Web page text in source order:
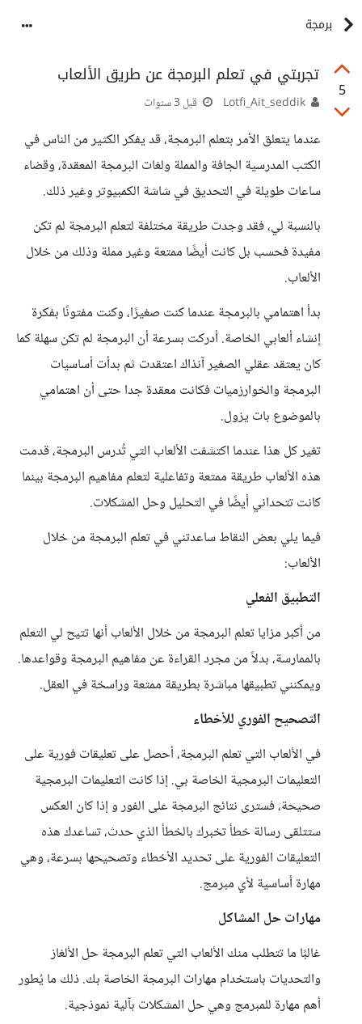
برمجة
5
تجربتي في تعلم البرمجة عن طريق الألعاب
قبل 3 سنوات
عندما يتعلق الأمر بتعلم البرمجة، قد يفكر الكثير من الناس في
الكتب المدرسية الجافة والمملة ولغات البرمجة المعقدة، وقضاء
ساعات طويلة في التحديق في شاشة الكمبيوتر وغير ذلك.
بالنسبة لي، فقد وجدت طريقة مختلفة لتعلم البرمجة لم تكن
مفيدة فحسب بل كانت أيضًا ممتعة وغير مملة وذلك من خلال
الألعاب.
بدأ اهتمامي بالبرمجة عندما كنت صغيرًا، وكنت مفتونًا بفكرة
إنشاء ألعابي الخاصة. أدركت بسرعة أن البرمجة لم تكن سهلة كما
كان يعتقد عقلي الصغير آنذاك اعتقدت ثم بدأت أساسيات
البرمجة والخوارزميات فكانت معقدة جدا حتى أن اهتمامي
بالموضوع بات يزول.
تغير كل هذا عندما اكتشفت الألعاب التي تُدرس البرمجة، قدمت
هذه الألعاب طريقة ممتعة وتفاعلية لتعلم مفاهيم البرمجة بينما
كانت تتحداني أيضًا في التحليل وحل المشكلات.
فيما يلي بعض النقاط ساعدتني في تعلم البرمجة من خلال
الألعاب:
التطبيق الفعلي
من أكبر مزايا تعلم البرمجة من خلال الألعاب أنها تتيح لي التعلم
بالممارسة، بدلاً من مجرد القراءة عن مفاهيم البرمجة وقواعدها.
ويمكنني تطبيقها مباشرة بطريقة ممتعة وراسخة في العقل.
التصحيح الفوري للأخطاء
في الألعاب التي تعلم البرمجة، أحصل على تعليقات فورية على
التعليمات البرمجية الخاصة بي. إذا كانت التعليمات البرمجية
صحيحة، فسترى نتائج البرمجة على الفور و إذا كان العكس
ستتلقى رسالة خطأ تخبرك بالخطأ الذي حدث، تساعدك هذه
التعليقات الفورية على تحديد الأخطاء وتصحيحها بسرعة، وهي
مهارة أساسية لأي مبرمج.
مهارات حل المشاكل
غالبًا ما تتطلب منك الألعاب التي تعلم البرمجة حل الألغاز
والتحديات باستخدام مهارات البرمجة الخاصة بك. ذلك ما يُطور
أهم مهارة للمبرمج وهي حل المشكلات بآلية نموذجية.